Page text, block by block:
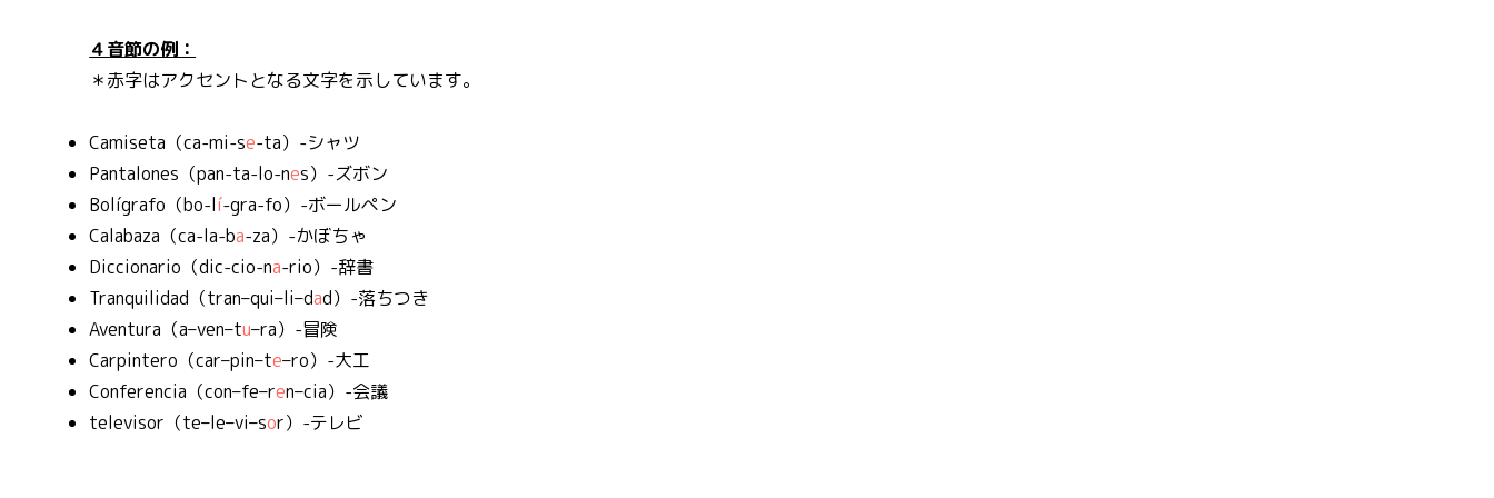
４音節の例：
＊赤字はアクセントとなる文字を示しています。
Camiseta（ca-mi-se-ta）-シャツ
Pantalones（pan-ta-lo-nes）-ズボン
Bolígrafo（bo-lí-gra-fo）-ボールペン
Calabaza（ca-la-ba-za）-かぼちゃ
Diccionario（dic-cio-na-rio）-辞書
Tranquilidad（tran–qui–li–dad）-落ちつき
Aventura（a–ven–tu–ra）-冒険
Carpintero（car–pin–te–ro）-大工
Conferencia（con–fe–ren–cia）-会議
televisor（te–le–vi–sor）-テレビ